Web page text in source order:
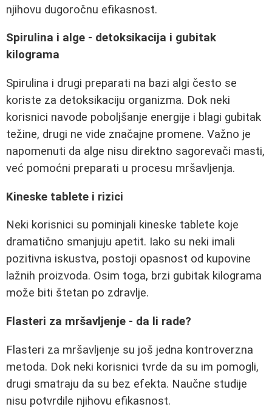
njihovu dugoročnu efikasnost.
Spirulina i alge - detoksikacija i gubitak
kilograma
Spirulina i drugi preparati na bazi algi često se
koriste za detoksikaciju organizma. Dok neki
korisnici navode poboljšanje energije i blagi gubitak
težine, drugi ne vide značajne promene. Važno je
napomenuti da alge nisu direktno sagorevači masti,
već pomoćni preparati u procesu mršavljenja.
Kineske tablete i rizici
Neki korisnici su pominjali kineske tablete koje
dramatično smanjuju apetit. Iako su neki imali
pozitivna iskustva, postoji opasnost od kupovine
lažnih proizvoda. Osim toga, brzi gubitak kilograma
može biti štetan po zdravlje.
Flasteri za mršavljenje - da li rade?
Flasteri za mršavljenje su još jedna kontroverzna
metoda. Dok neki korisnici tvrde da su im pomogli,
drugi smatraju da su bez efekta. Naučne studije
nisu potvrdile njihovu efikasnost.